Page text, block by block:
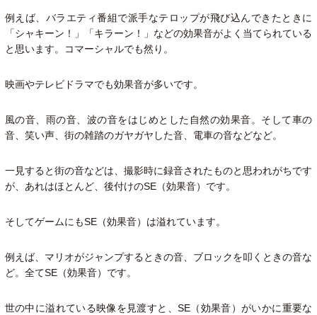
例えば、バラエティ番組で派手なテロップが飛び込んできたときに
「シャキーン！」「キラーン！」などの効果音がよく当てられている
と思います。コマーシャルでも然り。
映画やテレビドラマでも効果音が多いです。
風の音、雨の音、波の音をはじめとした自然の効果音。そして車の
音、笑い声、街の雑踏のガヤガヤした音、電車の音などなど。
一見すると街の音などは、撮影時に録音されたものと思われがちです
が、あれはほとんど、後付けのSE（効果音）です。
そしてゲームにもSE（効果音）は溢れています。
例えば、マリオがジャンプするときの音、ブロックを叩くときの音な
ど。全てSE（効果音）です。
世の中に溢れている映像を見渡すと、SE（効果音）がいかに重要な